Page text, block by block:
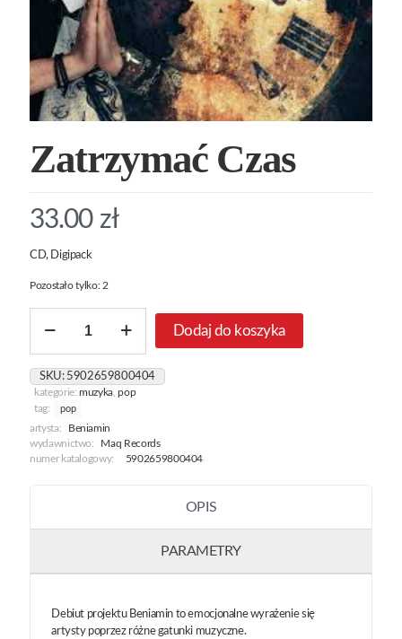
Zatrzymać Czas
33.00 zł
CD, Digipack
Pozostało tylko: 2
Zatrzymać
Dodaj do koszyka
SKU: 5902659800404
kategorie:muzyka ,pop
tag:
pop
artysta:
Beniamin
wydawnictwo:
Maq Records
numer katalogowy:
5902659800404
OPIS
PARAMETRY
Debiut projektu Beniamin to emocjonalne wyrażenie się
artysty poprzez różne gatunki muzyczne.